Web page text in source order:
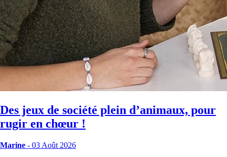
Des jeux de société plein d’animaux, pour
rugir en chœur !
Marine - 03 Août 2026